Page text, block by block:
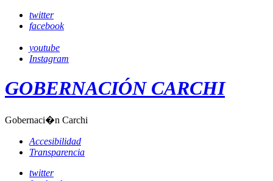
twitter
facebook
youtube
Instagram
GOBERNACIÓN CARCHI
Gobernaci�n Carchi
Accesibilidad
Transparencia
twitter